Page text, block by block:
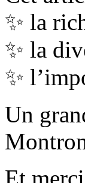
✨ la
✨ la
✨
Un